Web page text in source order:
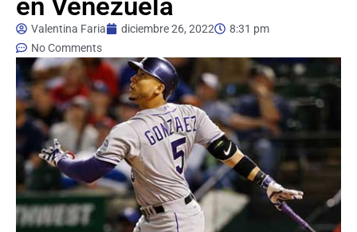
Valentina Faria diciembre 26, 2022
8:31 pm
No Comments